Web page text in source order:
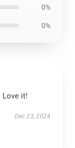
0%
0%
Love it!
Dec 23, 2024